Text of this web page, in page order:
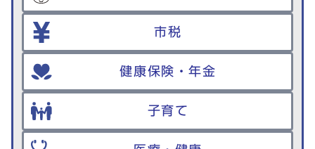
市税
健康保険・年金
子育て